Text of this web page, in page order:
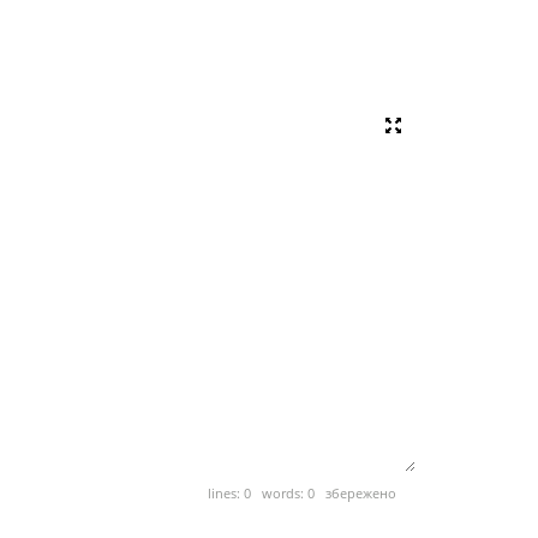
lines: 0 words: 0 збережено